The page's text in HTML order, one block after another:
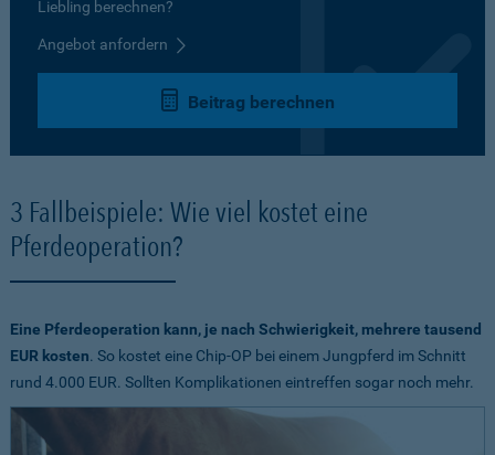
Liebling berechnen?
Angebot anfordern
Beitrag berechnen
3 Fallbeispiele: Wie viel kostet eine
Pferdeoperation?
Eine Pferdeoperation kann, je nach Schwierigkeit, mehrere tausend
EUR kosten. So kostet eine Chip-OP bei einem Jungpferd im Schnitt
rund 4.000 EUR. Sollten Komplikationen eintreffen sogar noch mehr.